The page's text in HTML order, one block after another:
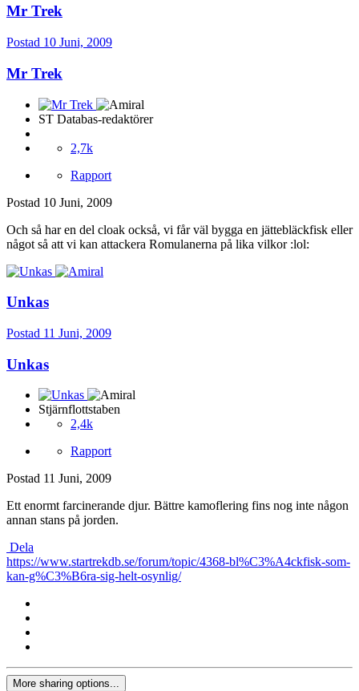
Mr Trek
Postad 10 Juni, 2009
Mr Trek
ST Databas-redaktörer
2,7k
Rapport
Postad 10 Juni, 2009
Och så har en del cloak också, vi får väl bygga en jättebläckfisk eller
något så att vi kan attackera Romulanerna på lika vilkor :lol:
Unkas
Postad 11 Juni, 2009
Unkas
Stjärnflottstaben
2,4k
Rapport
Postad 11 Juni, 2009
Ett enormt farcinerande djur. Bättre kamoflering fins nog inte någon
annan stans på jorden.
Dela
https://www.startrekdb.se/forum/topic/4368-bl%C3%A4ckfisk-som-
kan-g%C3%B6ra-sig-helt-osynlig/
More sharing options...